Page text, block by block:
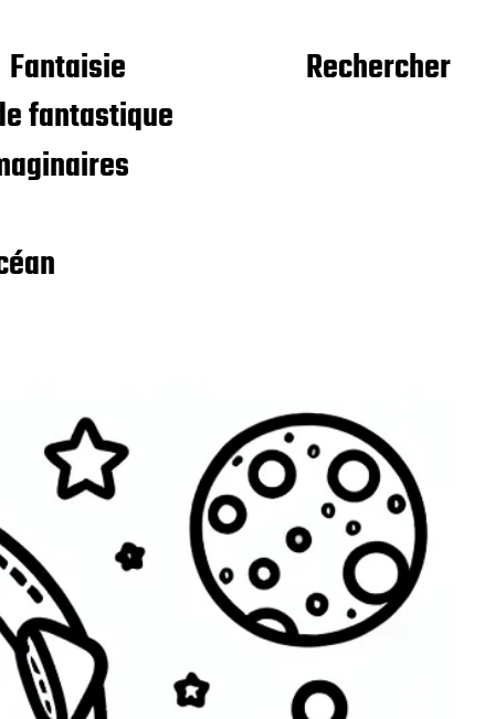
Fantaisie
fantastique
Rechercher